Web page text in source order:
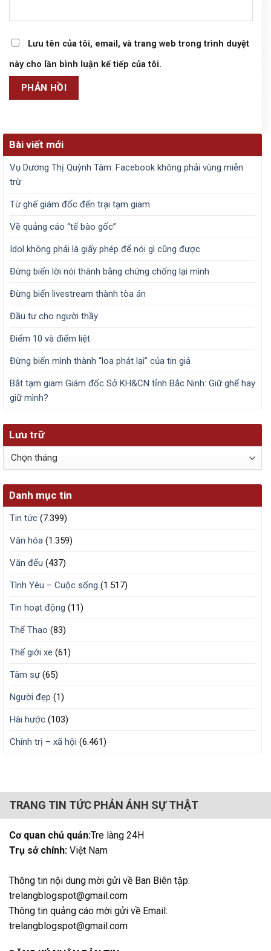
Lưu tên của tôi, email, và trang web trong trình duyệt
này cho lần bình luận kế tiếp của tôi.
Bài viết mới
Vụ Dương Thị Quỳnh Tâm: Facebook không phải vùng miễn
trừ
Từ ghế giám đốc đến trại tạm giam
Về quảng cáo “tế bào gốc”
Idol không phải là giấy phép để nói gì cũng được
Đừng biến lời nói thành bằng chứng chống lại mình
Đừng biến livestream thành tòa án
Đầu tư cho người thầy
Điểm 10 và điểm liệt
Đừng biến mình thành “loa phát lại” của tin giả
Bắt tạm giam Giám đốc Sở KH&CN tỉnh Bắc Ninh: Giữ ghế hay
giữ mình?
Lưu trữ
Lưu
Danh mục tin
Tin tức (7.399)
Văn hóa (1.359)
Văn đểu (437)
Tình Yêu – Cuộc sống (1.517)
Tin hoạt động (11)
Thể Thao (83)
Thế giới xe (61)
Tâm sự(65)
Người đẹp (1)
Hài hước (103)
Chính trị – xã hội (6.461)
TRANG TIN TỨC PHẢN ÁNH SỰ THẬT
Cơ quan chủ quản:Tre làng 24H
Trụ sở chính: Việt Nam
Thông tin nội dung mời gửi về Ban Biên tập:
trelangblogspot@gmail.com
Thông tin quảng cáo mời gửi về Email:
trelangblogspot@gmail.com